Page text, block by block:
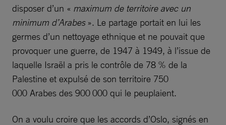
disposer d’un « maximum de territoire avec un
minimum d’Arabes». Le partage portait en lui les
germes d’un nettoyage ethnique et ne pouvait que
provoquer une guerre, de 1947 à 1949, à l’issue de
laquelle Israël a pris le contrôle de 78 % de la
Palestine et expulsé de son territoire 750
000 Arabes des 900 000 qui le peuplaient.
On a voulu croire que les accords d’Oslo, signés en